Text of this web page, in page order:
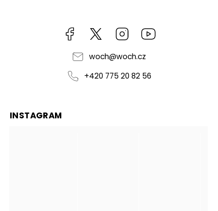
Facebook https://twitter.com/worldofchilli
Instagram
woch@woch.cz
+420 775 20 82 56
INSTAGRAM